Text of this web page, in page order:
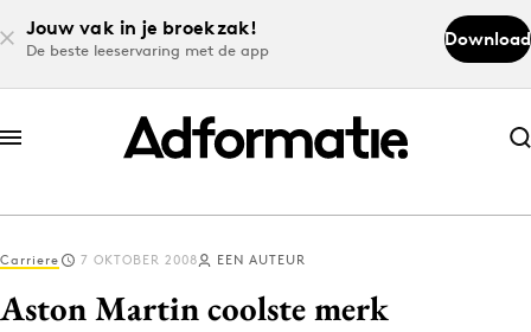
Jouw vak in je broekzak!
De beste leeservaring met de app
Download
Abonneer nu
Abonneer nu
Log in
Carriere 7 OKTOBER 2008 EEN AUTEUR
Aston Martin coolste merk